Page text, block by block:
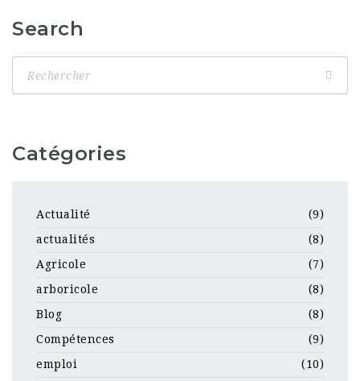
Search
Catégories
Actualité
(9)
actualités
(8)
Agricole
(7)
arboricole
(8)
Blog
(8)
Compétences
(9)
emploi
(10)